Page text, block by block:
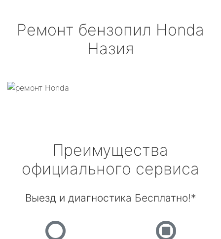
Ремонт бензопил Honda
Назия
Преимущества
официального сервиса
Выезд и диагностика Бесплатно!*